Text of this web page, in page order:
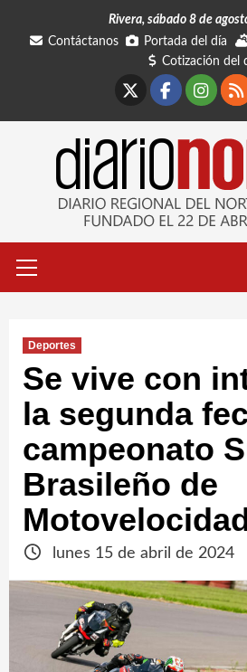
Rivera, sábado 8 de
Contáctanos
Portada del día
Cotización del
primario
Deportes
Se vive con
la segunda
campeonato
Brasileño de
lunes 15 de abril de 2024